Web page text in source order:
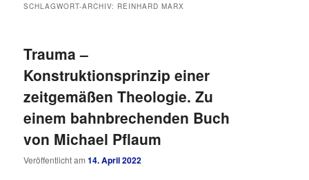
SCHLAGWORT-ARCHIV: REINHARD MARX
Trauma –
Konstruktionsprinzip einer
zeitgemäßen Theologie. Zu
einem bahnbrechenden Buch
von Michael Pflaum
Veröffentlicht am14. April 2022